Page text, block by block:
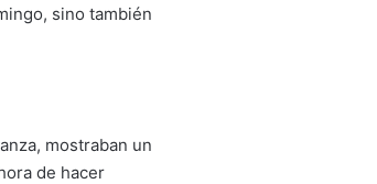
sino también
mostraban un
de hacer